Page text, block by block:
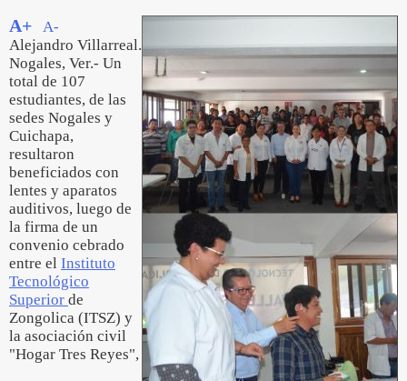
A+
A-
Alejandro Villarreal.
Nogales, Ver.- Un
total de 107
estudiantes, de las
sedes Nogales y
Cuichapa,
resultaron
beneficiados con
lentes y aparatos
auditivos, luego de
la firma de un
convenio cebrado
entre el Instituto
Tecnológico
Superior de
Zongolica (ITSZ) y
la asociación civil
"Hogar Tres Reyes",